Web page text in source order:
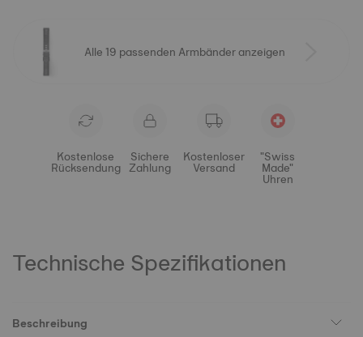
Alle 19 passenden Armbänder anzeigen
Kostenlose
Rücksendung
Sichere
Zahlung
Kostenloser
Versand
"Swiss
Made"
Uhren
Technische Spezifikationen
Beschreibung